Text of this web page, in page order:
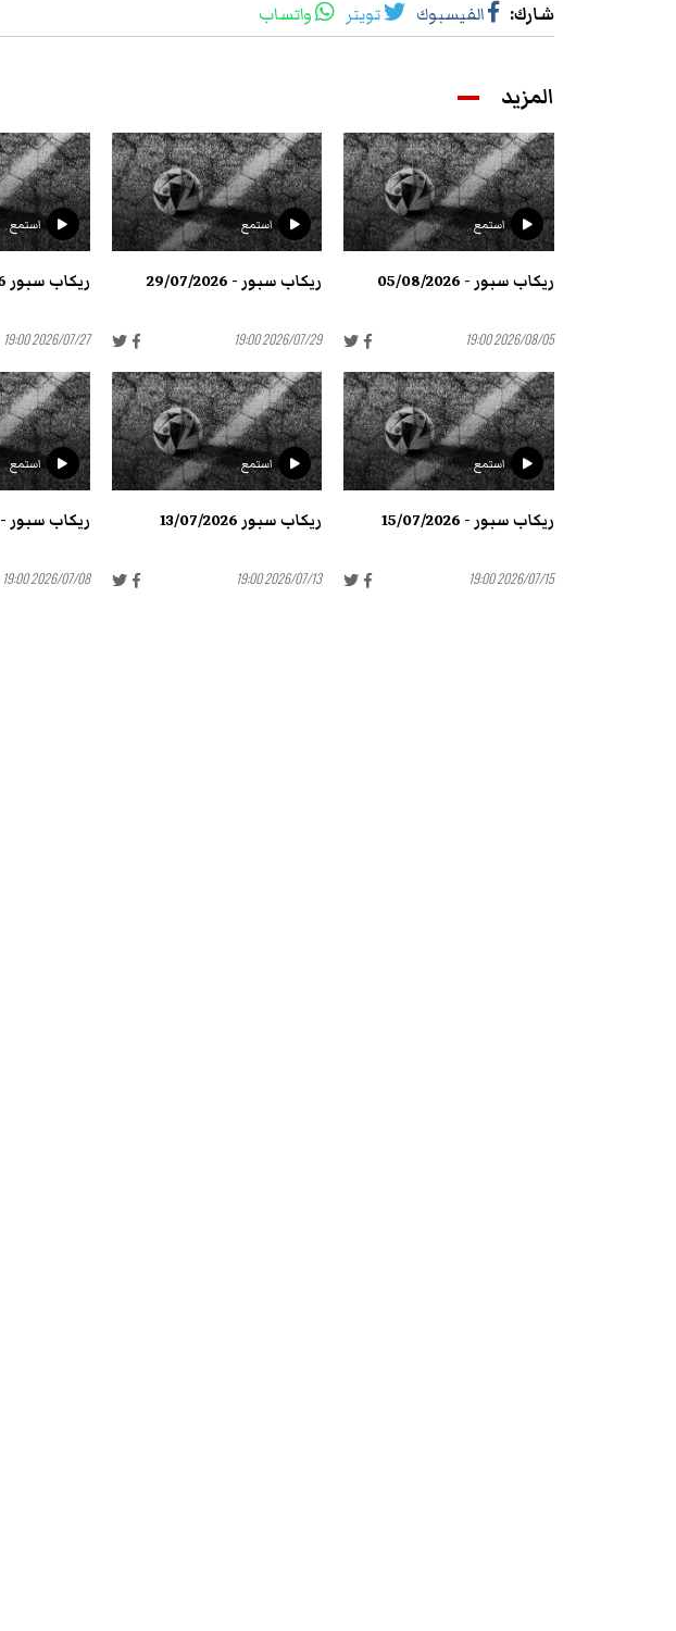
شارك: الفيسبوك تويتر واتساب
المزيد
استمع
ريكاب سبور - 05/08/2026
2026/08/05 19:00
استمع
ريكاب سبور - 29/07/2026
2026/07/29 19:00
استمع
ريكاب سبور 27/07/2026
2026/07/27 19:00
استمع
ريكاب سبور - 15/07/2026
2026/07/15 19:00
استمع
ريكاب سبور 13/07/2026
2026/07/13 19:00
استمع
ريكاب سبور - 08/07/2026
2026/07/08 19:00